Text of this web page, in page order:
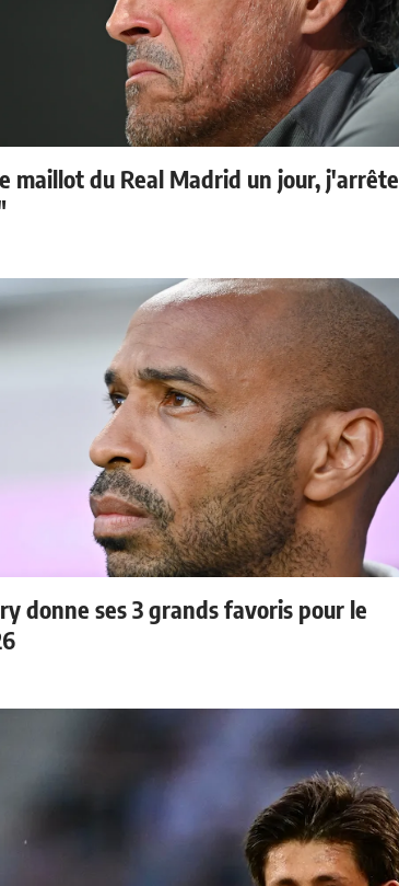
maillot du Real Madrid un jour, j'arrête
donne ses 3 grands favoris pour le